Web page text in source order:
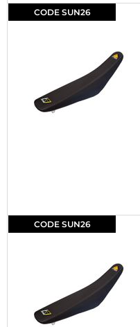
CODE SUN26
CODE SUN26